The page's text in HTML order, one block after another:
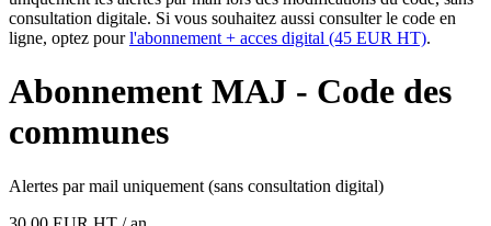
consultation digitale. Si vous souhaitez aussi consulter le code en
ligne, optez pourl'abonnement + acces digital (45 EUR HT).
Abonnement MAJ - Code des
communes
Alertes par mail uniquement (sans consultation digital)